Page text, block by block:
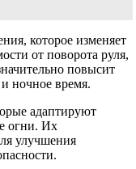
которое изменяет
от поворота руля,
повысит
ночное время.
адаптируют
огни. Их
улучшения